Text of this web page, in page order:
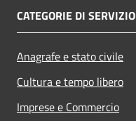
CATEGORIE DI SERVIZIO
Anagrafe e stato civile
Cultura e tempo libero
Imprese e Commercio